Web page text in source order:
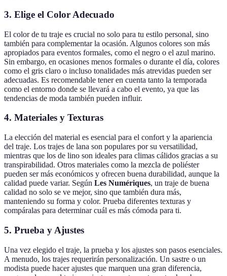
3. Elige el Color Adecuado
El color de tu traje es crucial no solo para tu estilo personal, sino
también para complementar la ocasión. Algunos colores son más
apropiados para eventos formales, como el negro o el azul marino.
Sin embargo, en ocasiones menos formales o durante el día, colores
como el gris claro o incluso tonalidades más atrevidas pueden ser
adecuadas. Es recomendable tener en cuenta tanto la temporada
como el entorno donde se llevará a cabo el evento, ya que las
tendencias de moda también pueden influir.
4. Materiales y Texturas
La elección del material es esencial para el confort y la apariencia
del traje. Los trajes de lana son populares por su versatilidad,
mientras que los de lino son ideales para climas cálidos gracias a su
transpirabilidad. Otros materiales como la mezcla de poliéster
pueden ser más económicos y ofrecen buena durabilidad, aunque la
calidad puede variar. Según Les Numériques, un traje de buena
calidad no solo se ve mejor, sino que también dura más,
manteniendo su forma y color. Prueba diferentes texturas y
compáralas para determinar cuál es más cómoda para ti.
5. Prueba y Ajustes
Una vez elegido el traje, la prueba y los ajustes son pasos esenciales.
A menudo, los trajes requerirán personalización. Un sastre o un
modista puede hacer ajustes que marquen una gran diferencia,